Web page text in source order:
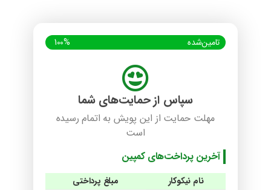
تامین‌شده 100%
سپاس از حمایت‌های شما
مهلت حمایت از این پویش به اتمام رسیده
است
آخرین پرداخت‌های کمپین
نام نیکوکار مبلغ پرداختی